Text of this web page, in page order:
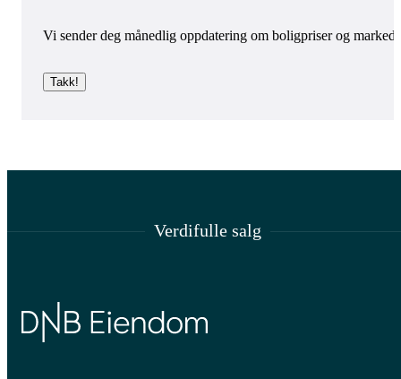
Vi sender deg månedlig oppdatering om boligpriser og
Takk!
Verdifulle salg